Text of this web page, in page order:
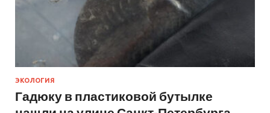
ЭКОЛОГИЯ
Гадюку в пластиковой бутылке